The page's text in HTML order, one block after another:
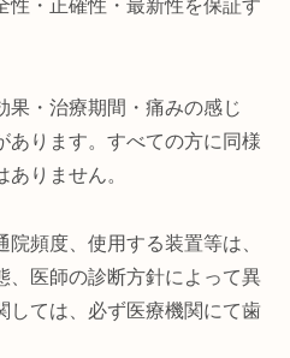
性・正確性・最新性を保証す
果・治療期間・痛みの感じ
あります。すべての方に同様
りません。
頻度、使用する装置等は、
、医師の診断方針によって異
しては、必ず医療機関にて歯